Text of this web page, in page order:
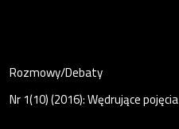
Rozmowy/Debaty
Nr 1(10) (2016): Wędrujące pojęcia